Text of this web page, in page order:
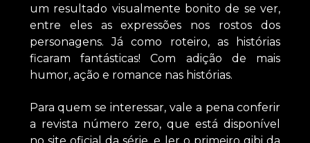
um resultado visualmente bonito de se ver,
entre eles as expressões nos rostos dos
personagens. Já como roteiro, as histórias
ficaram fantásticas! Com adição de mais
humor, ação e romance nas histórias.
Para quem se interessar, vale a pena conferir
a revista número zero, que está disponível
no site oficial da série, e ler o primeiro gibi da